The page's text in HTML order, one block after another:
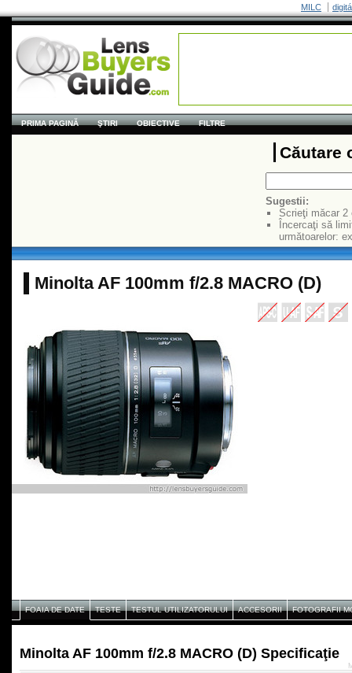
MILC
PRIMA PAGINĂ ŞTIRI OBIECTIVE FILTRE
Căutare
Sugestii:
Scrieţi măcar 2
Încercaţi să
următoarelor:
Minolta AF 100mm f/2.8 MACRO (D)
FOAIA DE DATE TESTE TESTUL UTILIZATORULUI ACCESORII FOTOGRAFII
Minolta AF 100mm f/2.8 MACRO (D) Specificaţie